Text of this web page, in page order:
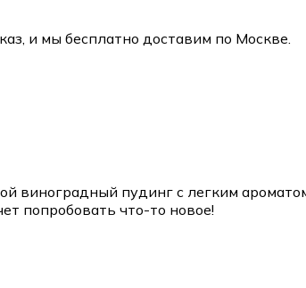
и мы бесплатно доставим по Москве.
виноградный пудинг с легким
попробовать что-то новое!